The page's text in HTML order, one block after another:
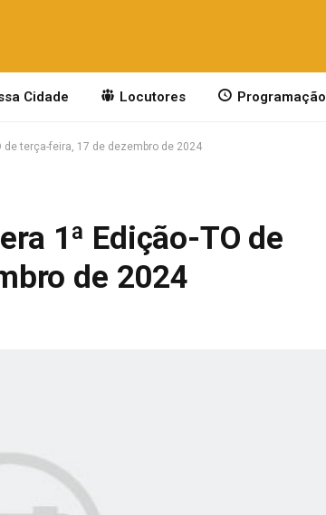
Cidade Locutores Programação
de terça-feira, 17 de dezembro de 2024
1ª Edição-TO de
de 2024